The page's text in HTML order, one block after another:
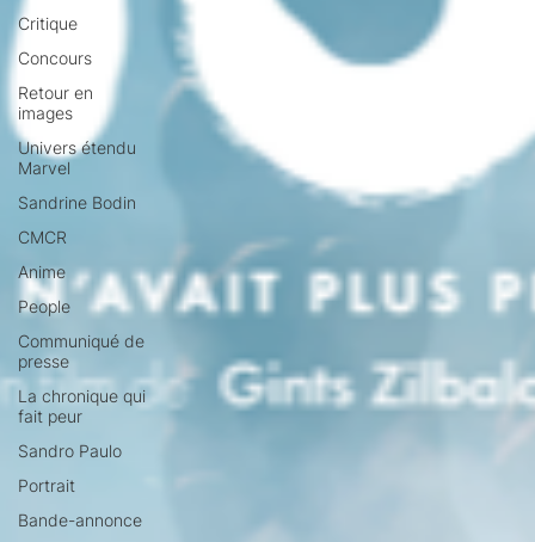
Critique
Concours
Retour en
images
Univers étendu
Marvel
Sandrine Bodin
CMCR
Anime
People
Communiqué de
presse
La chronique qui
fait peur
Sandro Paulo
Portrait
Bande-annonce